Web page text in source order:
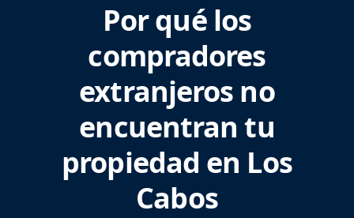
Por qué los
compradores
extranjeros no
encuentran tu
propiedad en Los
Cabos